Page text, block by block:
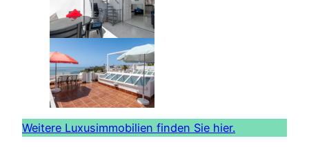
Weitere Luxusimmobilien finden Sie hier.